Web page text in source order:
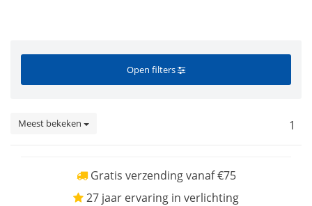
Open filters
Meest bekeken 1
Gratis verzending vanaf €75
27 jaar ervaring in verlichting